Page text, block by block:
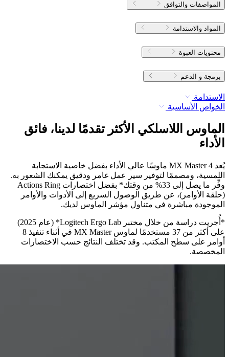
المواصفات والتوافق
المواد والاستدامة
محتويات العبوة
برمجة و الدعم
الاستدامة
الخواص الأساسية
الماوس اللاسلكي الأكثر تقدمًا لدينا، فائق
الأداء
يُعد MX Master 4 ماوسًا عالي الأداء بفضل خاصية الاستجابة
اللمسية، ومصممًا لتوفير سير عمل غامر ودقيق يمكنك الشعور به.
وفِّر ما يصل إلى 33% من وقتك* بفضل اختصارات Actions Ring
(حلقة الأوامر)، عن طريق الوصول السريع إلى الأدوات والأوامر
الموجودة مباشرة في متناول مؤشر الماوس لديك.
*أُجريت دراسة من خلال مختبر ‎*Logitech Ergo Lab‏ (عام 2025)
على أكثر من 37 مستخدمًا لماوس MX Master‎‏ في أثناء تنفيذ 8
أوامر على سطح المكتب. وقد تختلف النتائج حسب الاختصارات
المخصصة.